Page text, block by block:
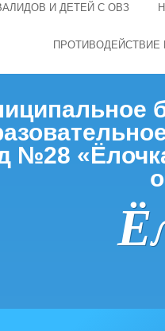
И ДЕТЕЙ С ОВЗ
ПРОТИВОДЕЙСТВИЕ
№28